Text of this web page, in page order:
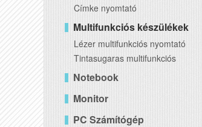
Címke nyomtató
Multifunkciós készülékek
Lézer multifunkciós nyomtató
Tintasugaras multifunkciós
Notebook
Monitor
PC Számítógép